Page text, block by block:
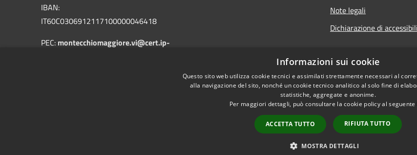
IBAN:
IT60C0306912117100000046418
PEC: montecchiomaggiore.vi@cert.ip-
Note legali
Dichiarazione di
Copyright © 2026 •
Informazioni sui cookie
Questo sito web utilizza cookie tecnici e assimilati strettamente necessari al
alla navigazione del sito, nonché un cookie tecnico analitico al solo fine di
statistiche, aggregate e anonime.
Per maggiori dettagli, può consultare la cookie policy al seguente
ACCETTA TUTTO RIFIUTA TUTTO
MOSTRA DETTAGLI